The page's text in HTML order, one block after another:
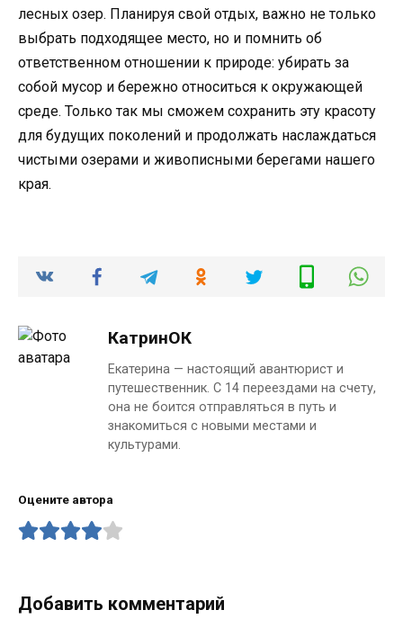
лесных озер. Планируя свой отдых, важно не только
выбрать подходящее место, но и помнить об
ответственном отношении к природе: убирать за
собой мусор и бережно относиться к окружающей
среде. Только так мы сможем сохранить эту красоту
для будущих поколений и продолжать наслаждаться
чистыми озерами и живописными берегами нашего
края.
КатринОК
Екатерина — настоящий авантюрист и
путешественник. С 14 переездами на счету,
она не боится отправляться в путь и
знакомиться с новыми местами и
культурами.
Оцените автора
Добавить комментарий